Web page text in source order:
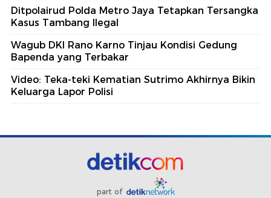
Ditpolairud Polda Metro Jaya Tetapkan Tersangka
Kasus Tambang Ilegal
Wagub DKI Rano Karno Tinjau Kondisi Gedung
Bapenda yang Terbakar
Video: Teka-teki Kematian Sutrimo Akhirnya Bikin
Keluarga Lapor Polisi
part of